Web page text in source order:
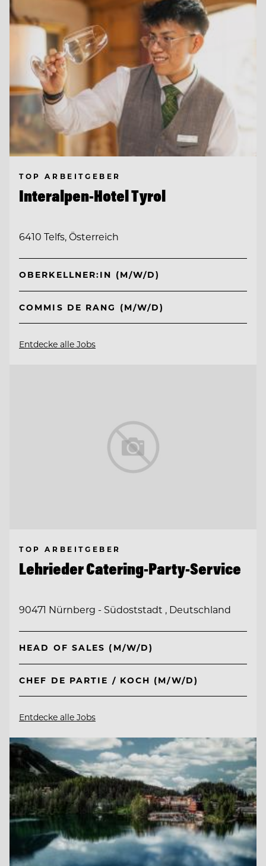
TOP ARBEITGEBER
Interalpen-Hotel Tyrol
6410 Telfs, Österreich
OBERKELLNER:IN (M/W/D)
COMMIS DE RANG (M/W/D)
Entdecke alle Jobs
TOP ARBEITGEBER
Lehrieder Catering-Party-Service
90471 Nürnberg - Südoststadt , Deutschland
HEAD OF SALES (M/W/D)
CHEF DE PARTIE / KOCH (M/W/D)
Entdecke alle Jobs